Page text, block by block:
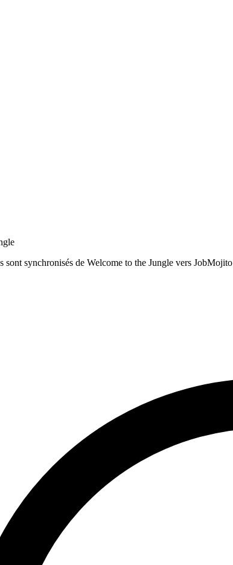
sont synchronisés de Welcome to the Jungle vers JobMojito